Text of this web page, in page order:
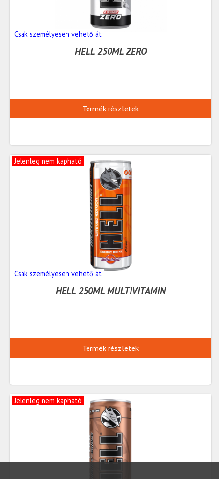
Csak személyesen vehető át
HELL 250ML ZERO
Termék részletek
Jelenleg nem kapható
Csak személyesen vehető át
HELL 250ML MULTIVITAMIN
Termék részletek
Jelenleg nem kapható